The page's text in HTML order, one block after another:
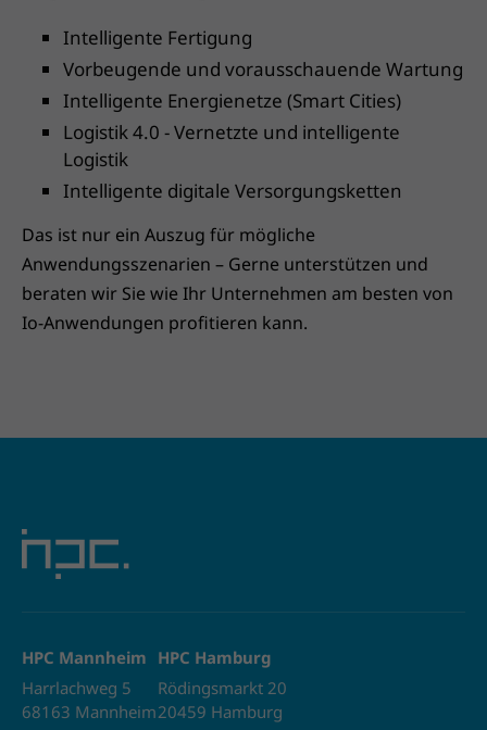
Intelligente Fertigung
Vorbeugende und vorausschauende Wartung
Intelligente Energienetze (Smart Cities)
Logistik 4.0 - Vernetzte und intelligente
Logistik
Intelligente digitale Versorgungsketten
Das ist nur ein Auszug für mögliche
Anwendungsszenarien – Gerne unterstützen und
beraten wir Sie wie Ihr Unternehmen am besten von
Io-Anwendungen profitieren kann.
HPC Mannheim
Harrlachweg 5
68163 Mannheim
HPC Hamburg
Rödingsmarkt 20
20459 Hamburg